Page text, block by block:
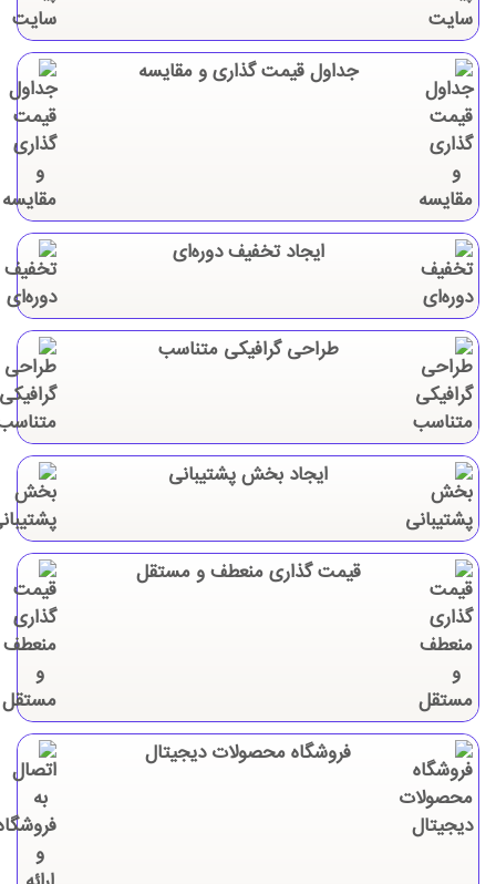
جداول قیمت گذاری و مقایسه
ایجاد تخفیف دوره‌ای
طراحی گرافیکی متناسب
ایجاد بخش پشتیبانی
قیمت گذاری منعطف و مستقل
فروشگاه محصولات دیجیتال